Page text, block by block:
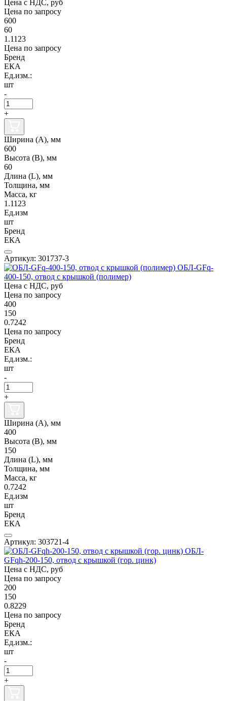
Цена с НДС, руб
Цена по запросу
600
60
1.1123
Цена по запросу
Бренд
ЕКА
Ед.изм.:
шт
-
+
Ширина (А), мм
600
Высота (В), мм
60
Длина (L), мм
Толщина, мм
Масса, кг
1.1123
Ед.изм
шт
Бренд
ЕКА
Артикул: 301737-3
ОБЛ-GFq-
400-150, отвод с крышкой (полимер)
Цена с НДС, руб
Цена по запросу
400
150
0.7242
Цена по запросу
Бренд
ЕКА
Ед.изм.:
шт
-
+
Ширина (А), мм
400
Высота (В), мм
150
Длина (L), мм
Толщина, мм
Масса, кг
0.7242
Ед.изм
шт
Бренд
ЕКА
Артикул: 303721-4
ОБЛ-
GFqh-200-150, отвод с крышкой (гор. цинк)
Цена с НДС, руб
Цена по запросу
200
150
0.8229
Цена по запросу
Бренд
ЕКА
Ед.изм.:
шт
-
+